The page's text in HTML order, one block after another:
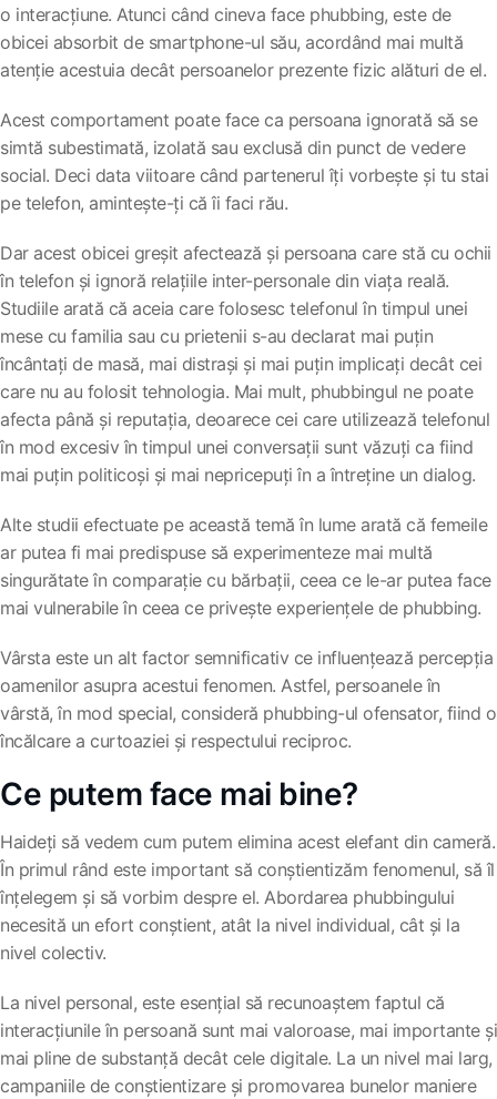
o interacțiune. Atunci când cineva face phubbing, este de
obicei absorbit de smartphone-ul său, acordând mai multă
atenție acestuia decât persoanelor prezente fizic alături de el.
Acest comportament poate face ca persoana ignorată să se
simtă subestimată, izolată sau exclusă din punct de vedere
social. Deci data viitoare când partenerul îți vorbește și tu stai
pe telefon, amintește-ți că îi faci rău.
Dar acest obicei greșit afectează și persoana care stă cu ochii
în telefon și ignoră relațiile inter-personale din viața reală.
Studiile arată că aceia care folosesc telefonul în timpul unei
mese cu familia sau cu prietenii s-au declarat mai puțin
încântați de masă, mai distrași și mai puțin implicați decât cei
care nu au folosit tehnologia. Mai mult, phubbingul ne poate
afecta până și reputația, deoarece cei care utilizează telefonul
în mod excesiv în timpul unei conversații sunt văzuți ca fiind
mai puțin politicoși și mai nepricepuți în a întreține un dialog.
Alte studii efectuate pe această temă în lume arată că femeile
ar putea fi mai predispuse să experimenteze mai multă
singurătate în comparație cu bărbații, ceea ce le-ar putea face
mai vulnerabile în ceea ce privește experiențele de phubbing.
Vârsta este un alt factor semnificativ ce influențează percepția
oamenilor asupra acestui fenomen. Astfel, persoanele în
vârstă, în mod special, consideră phubbing-ul ofensator, fiind o
încălcare a curtoaziei și respectului reciproc.
Ce putem face mai bine?
Haideți să vedem cum putem elimina acest elefant din cameră.
În primul rând este important să conștientizăm fenomenul, să îl
înțelegem și să vorbim despre el. Abordarea phubbingului
necesită un efort conștient, atât la nivel individual, cât și la
nivel colectiv.
La nivel personal, este esențial să recunoaștem faptul că
interacțiunile în persoană sunt mai valoroase, mai importante și
mai pline de substanță decât cele digitale. La un nivel mai larg,
campaniile de conștientizare și promovarea bunelor maniere